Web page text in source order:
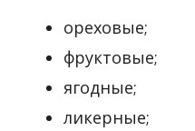
ореховые;
фруктовые;
ягодные;
ликерные;